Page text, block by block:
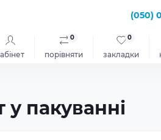
(050)
порівняти
0
закладки
0
пакуванні